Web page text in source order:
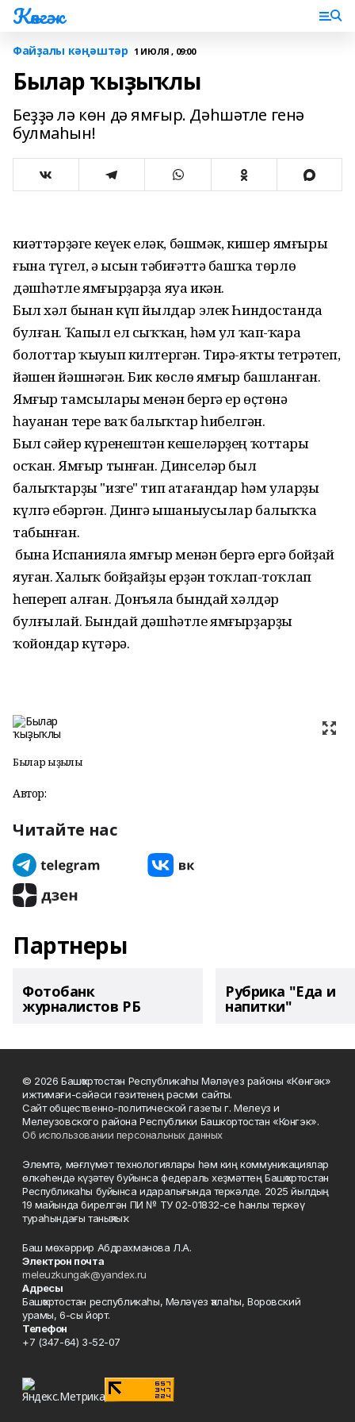
Көнгәк
Файҙалы кәңәштәр 1 ИЮЛЯ , 09:00
Былар ҡыҙыҡлы
Беҙҙә лә көн дә ямғыр. Дәһшәтле генә
булмаһын!
Әкиәттәрҙәге кеүек еләк, бәшмәк, кишер ямғыры
ғына түгел, ә ысын тәбиғәттә башҡа төрлө
дәшһәтле ямғырҙарҙа яуа икән.
Был хәл бынан күп йылдар элек Һиндостанда
булған. Ҡапыл ел сыҡҡан, һәм ул ҡап-ҡара
болоттар ҡыуып килтергән. Тирә-яҡты тетрәтеп,
йәшен йәшнәгән. Бик көслө ямғыр башланған.
Ямғыр тамсылары менән бергә ер өҫтөнә
һауанан тере ваҡ балыҡтар һибелгән.
Был сәйер күренештән кешеләрҙең ҡоттары
осҡан. Ямғыр тынған. Динселәр был
балыҡтарҙы "изге" тип атағандар һәм уларҙы
күлгә ебәргән. Дингә ышаныусылар балыҡҡа
табынған.
Ә бына Испанияла ямғыр менән бергә ергә бойҙай
яуған. Халыҡ бойҙайҙы ерҙән тоҡлап-тоҡлап
һепереп алған. Донъяла бындай хәлдәр
булғылай. Бындай дәшһәтле ямғырҙарҙы
ҡойондар күтәрә.
Былар ҡыҙыҡлы
Автор:
Читайте нас
Партнеры
Фотобанк
журналистов РБ
Рубрика "Еда и
напитки"
© 2026 Башҡортостан Республикаһы Мәләүез районы «Көнгәк»
ижтимағи-сәйәси гәзитенең рәсми сайты.
Сайт общественно-политической газеты г. Мелеуз и
Мелеузовского района Республики Башкортостан «Конгэк».
Об использовании персональных данных
Элемтә, мәғлүмәт технологиялары һәм киң коммуникациялар
өлкәһендә күҙәтеү буйынса федераль хеҙмәттең Башҡортостан
Республикаһы буйынса идаралығында теркәлде. 2025 йылдың
19 майында бирелгән ПИ № ТУ 02-01832-се һанлы теркәү
тураһындағы таныҡлыҡ.
Баш мөхәррир Абдрахманова Л.А.
Электрон почта
meleuzkungak@yandex.ru
Адресы
Башҡортостан республикаһы, Мәләүез ҡалаһы, Воровский
урамы, 6-сы йорт.
Телефон
+7 (347-64) 3-52-07